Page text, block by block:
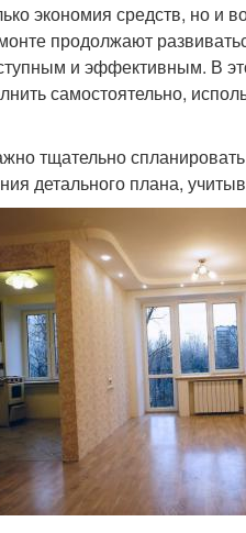
экономия средств, но и
продолжают
и эффективным. В
самостоятельно,
тщательно
детального плана,